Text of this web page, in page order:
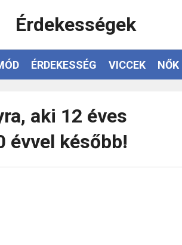
Érdekességek
ÉRDEKESSÉG VICCEK NŐK
aki 12 éves
évvel később!